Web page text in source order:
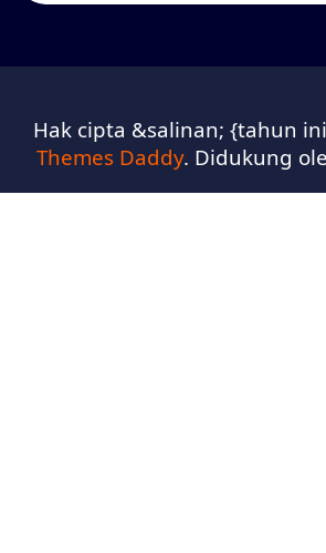
Hak cipta &salinan; {tahun
Themes Daddy. Didukung